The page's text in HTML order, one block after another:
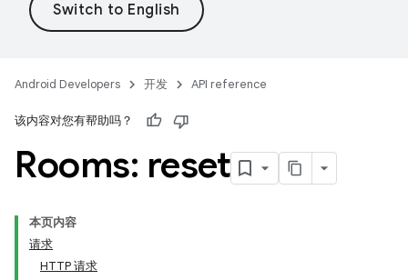
Android Developers 开发 API reference
该内容对您有帮助吗？
Rooms: reset
本页内容
请求
HTTP 请求